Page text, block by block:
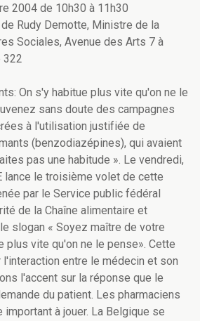
2004 de 10h30 à 11h30
Rudy Demotte, Ministre de la
Sociales, Avenue des Arts 7 à
322
On s'y habitue plus vite qu'on ne le
sans doute des campagnes
à l'utilisation justifiée de
(benzodiazépines), qui avaient
pas une habitude ». Le vendredi,
lance le troisième volet de cette
par le Service public fédéral
de la Chaîne alimentaire et
slogan « Soyez maître de votre
plus vite qu'on ne le pense». Cette
entre le médecin et son
l'accent sur la réponse que le
du patient. Les pharmaciens
important à jouer. La Belgique se